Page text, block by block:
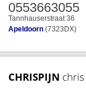
0553663055
Tannhauserstraat 36
Apeldoorn (7323DX)
CHRISPIJN chris